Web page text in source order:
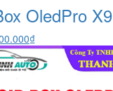
OledPro X9
₫Giá
hiện
tại